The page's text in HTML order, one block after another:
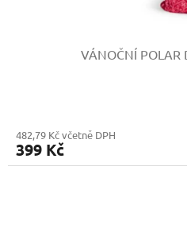
VÁNOČNÍ POLAR
482,79 Kč včetně DPH
399 Kč